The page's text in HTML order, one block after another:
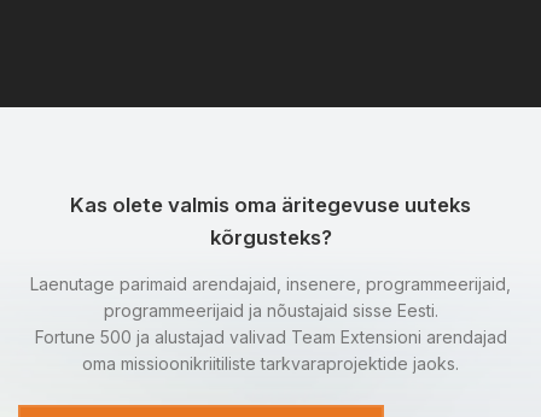
Kas olete valmis oma äritegevuse uuteks
kõrgusteks?
Laenutage parimaid arendajaid, insenere, programmeerijaid,
programmeerijaid ja nõustajaid sisse Eesti.
Fortune 500 ja alustajad valivad Team Extensioni arendajad
oma missioonikriitiliste tarkvaraprojektide jaoks.